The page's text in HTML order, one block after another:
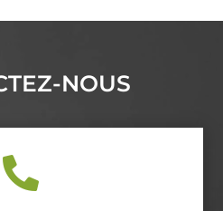
NOUS
